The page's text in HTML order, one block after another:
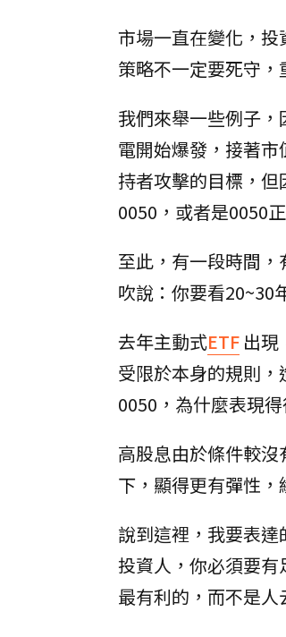
市場一直在變化，
策略不一定要死守，
我們來舉一些例子
電開始爆發，接著
持者攻擊的目標，
0050，或者是0050
至此，有一段時間
吹說：你要看20~30
去年主動式ETF 出現
受限於本身的規則
0050，為什麼表現
高股息由於條件較
下，顯得更有彈性
說到這裡，我要表
投資人，你必須要
最有利的，而不是人